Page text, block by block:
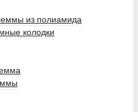
из полиамида
колодки